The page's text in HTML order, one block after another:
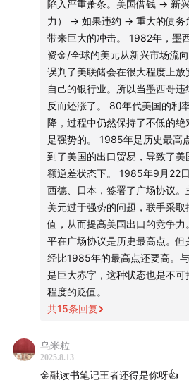
42:36徐高：达里奥错在哪了？
《达利欧的国家债务认知错在哪里
体系完整先于逻辑自洽和
本期内容相关资料
📚《国家为什么会破产》购书链接
陷入严重萧条。美国借钱 → 新
力） → 如果违约 → 重大的债务
带来巨大的冲击。 1982年，墨
资金/全球的美元从新兴市场流
误判了美联储会在很大程度上
自己的银行业。所以当墨西哥违
反而还涨了。 80年代美国的利
降，过程中仍然保持了不低的
是强势的。 1985年是历史最高
到了美国的出口贸易，导致了
额逆差状态下。 1985年9月22
西德、日本，签署了广场协议
美元过于强势的问题，联手采
值，从而提高美国出口的竞争
平在广场协议是历史最高点。
经比1985年的最高点还要高。
是巨大赤字，这种状态也是不
程度的贬值。
共15条回复
乌米粒
2025.8.13
金融读书笔记王者还得是你呀👍